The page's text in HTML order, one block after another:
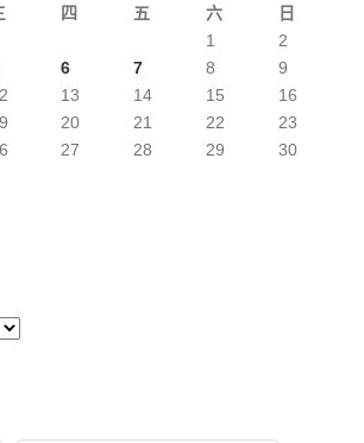
四 五 六 日
1
2
6 7 8
9
13 14 15
16
20 21 22
23
27 28 29
30